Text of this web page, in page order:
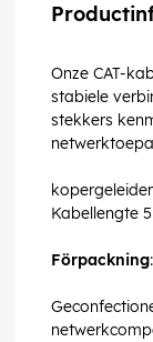
Onze CAT-
stabiele
stekkers
Kabellengte
Förpackning